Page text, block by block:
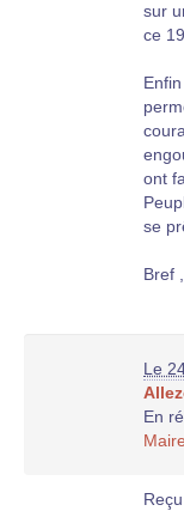
sur
ce
ont
se
Bref
Le
En